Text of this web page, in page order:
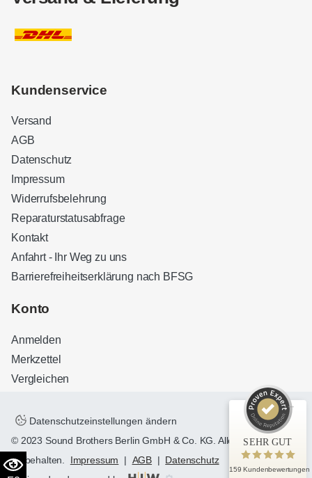
Kundenservice
Versand
AGB
Datenschutz
Impressum
Widerrufsbelehrung
Reparaturstatusabfrage
Kontakt
Anfahrt - Ihr Weg zu uns
Barrierefreiheitserklärung nach BFSG
Konto
Anmelden
Merkzettel
Vergleichen
Datenschutzeinstellungen ändern
© 2023 Sound Brothers Berlin GmbH & Co. KG. Alle Rechte
vorbehalten. Impressum | AGB | Datenschutz
SEHR GUT
159 Kundenbewertungen
Kundenbewertungen und Erfahrungen zu
32
Bewertungen auf
ProvenExpert.com
Blick aufs ProvenExpert-Profil werfen